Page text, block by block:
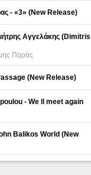
- «3» (New Release)
Αγγελάκης (Dimitris
Παράς
(New Release)
- We ll meet again
Balikos World (New